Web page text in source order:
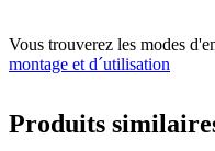
Vous trouverez les modes
montage et d´utilisation
Produits